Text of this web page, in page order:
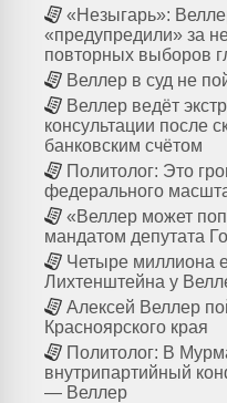
«Незыгарь»:
«предупредили» за
повторных выборов
Веллер в суд не
Веллер ведёт
консультации после
банковским счётом
Политолог: Это
федерального
«Веллер может
мандатом депутата
Четыре миллиона
Лихтенштейна у
Алексей Веллер
Красноярского края
Политолог: В
внутрипартийный
— Веллер